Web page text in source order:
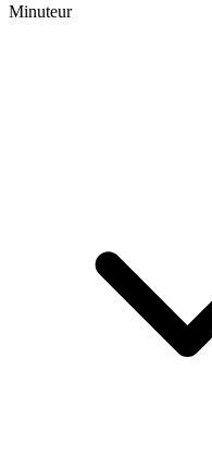
Minuteur